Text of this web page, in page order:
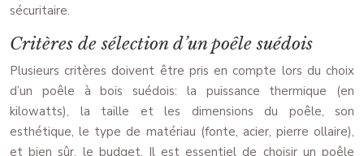
sécuritaire.
Critères de sélection d’un poêle suédois
Plusieurs critères doivent être pris en compte lors du choix
d’un poêle à bois suédois: la puissance thermique (en
kilowatts), la taille et les dimensions du poêle, son
esthétique, le type de matériau (fonte, acier, pierre ollaire),
et bien sûr, le budget. Il est essentiel de choisir un poêle